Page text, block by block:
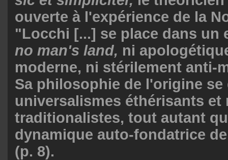
ouverte à l'expérience de la
"Locchi [...] se place dans un
no man's land, ni
moderne, ni stérilement anti-
Sa philosophie de l'origine
universalismes éthérisants et
traditionalistes, tout autant
dynamique auto-fondatrice
(p. 8).